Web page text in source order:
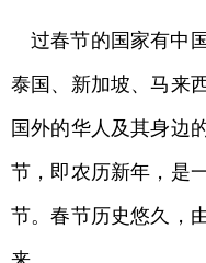
过春节的国家有中
泰国、新加坡、马来
国外的华人及其身边
节，即农历新年，是
节。春节历史悠久，